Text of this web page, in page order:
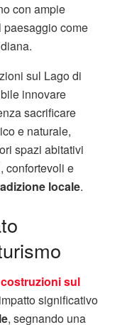
con ampie
paesaggio come
sul Lago di
innovare
sacrificare
e naturale,
spazi abitativi
confortevoli e
locale.
sul
significativo
, segnando una